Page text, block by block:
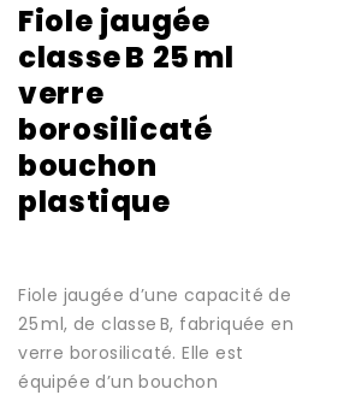
Fiole jaugée
classe B 25 ml
verre
borosilicaté
bouchon
plastique
Fiole jaugée d’une capacité de
25 ml, de classe B, fabriquée en
verre borosilicaté. Elle est
équipée d’un bouchon